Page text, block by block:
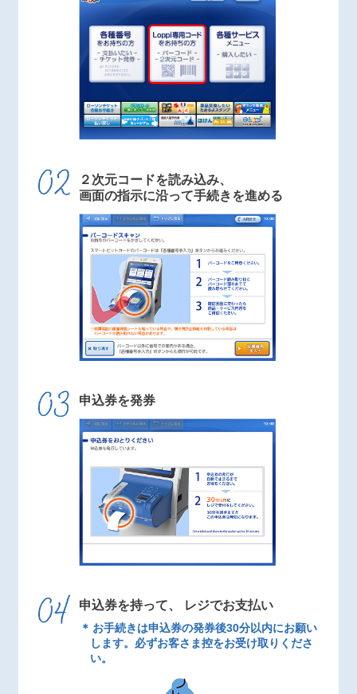
２次元コードを読み込み、
画面の指示に沿って手続きを進める
申込券を発券
申込券を持って、 レジでお支払い
お手続きは申込券の発券後30分以内にお願い
します。必ずお客さま控をお受け取りくださ
い。